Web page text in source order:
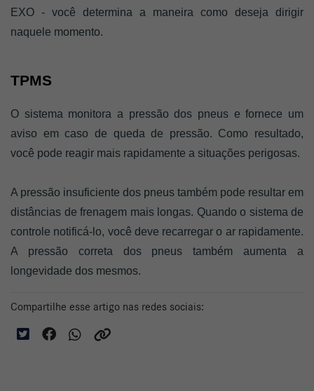
EXO - você determina a maneira como deseja dirigir
naquele momento.
TPMS
O sistema monitora a pressão dos pneus e fornece um
aviso em caso de queda de pressão. Como resultado,
você pode reagir mais rapidamente a situações perigosas.
A pressão insuficiente dos pneus também pode resultar em
distâncias de frenagem mais longas. Quando o sistema de
controle notificá-lo, você deve recarregar o ar rapidamente.
A pressão correta dos pneus também aumenta a
longevidade dos mesmos.
Compartilhe esse artigo nas redes sociais: